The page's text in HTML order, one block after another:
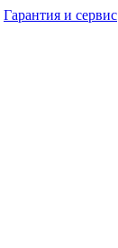
Гарантия и сервис